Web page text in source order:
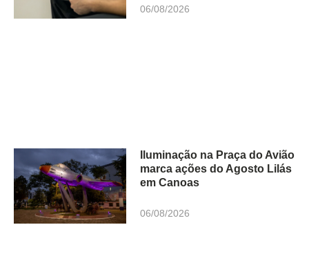
06/08/2026
Iluminação na Praça do Avião
marca ações do Agosto Lilás
em Canoas
06/08/2026